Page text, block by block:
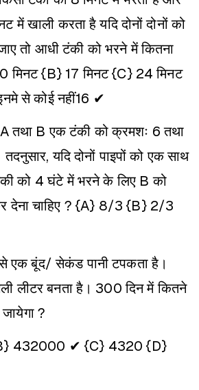
में खाली करता है यदि दोनों दोनों को
तो आधी टंकी को भरने में कितना
मिनट {B} 17 मिनट {C} 24 मिनट
से कोई नहीं16 ✔
A तथा B एक टंकी को क्रमशः 6 तथा
यदि दोनों पाइपों को एक साथ
को 4 घंटे में भरने के लिए B को
देना चाहिए ? {A} 8/3 {B} 2/3
एक बूंद/ सेकंड पानी टपकता है।
लीटर बनता है। 300 दिन में कितने
जायेगा ?
432000 ✔ {C} 4320 {D}